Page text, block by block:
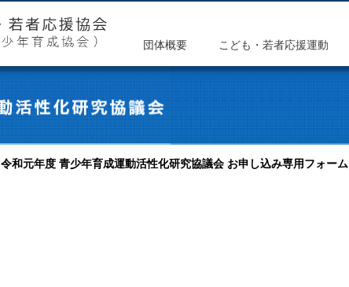
団体概要 こども・若者応援運動
令和元年度 青少年育成運動活性化研究協議会 お申し込み専用フォーム